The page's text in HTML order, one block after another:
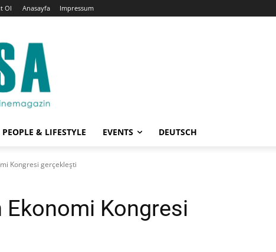
Ol Anasayfa Impressum
PEOPLE & LIFESTYLE EVENTS DEUTSCH
Kongresi gerçekleşti
Ekonomi Kongresi